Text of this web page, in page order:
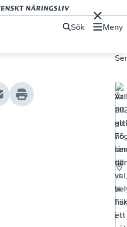
Sök Meny
till
ett
där
vi
i
År
76
till
val,
vi
fick
ett